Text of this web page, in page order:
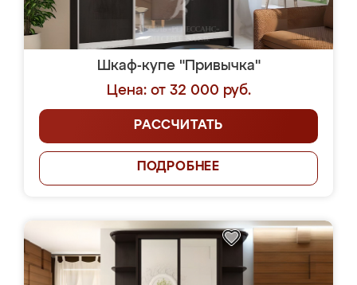
Шкаф-купе "Привычка"
Цена: от 32 000 руб.
РАССЧИТАТЬ
ПОДРОБНЕЕ